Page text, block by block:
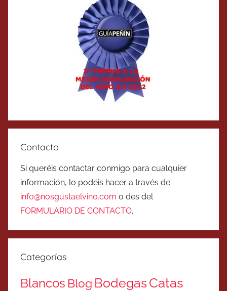
Contacto
Si queréis contactar conmigo para cualquier
información, lo podéis hacer a través de
info@nosgustaelvino.com o des del
FORMULARIO DE CONTACTO.
Categorías
Blancos Blog BodegasCatas